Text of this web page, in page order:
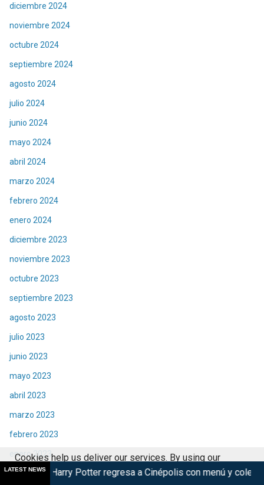
diciembre 2024
noviembre 2024
octubre 2024
septiembre 2024
agosto 2024
julio 2024
junio 2024
mayo 2024
abril 2024
marzo 2024
febrero 2024
enero 2024
diciembre 2023
noviembre 2023
octubre 2023
septiembre 2023
agosto 2023
julio 2023
junio 2023
mayo 2023
abril 2023
marzo 2023
febrero 2023
enero 2023
diciembre 2022
LATEST NEWSregresa a Cinépolis con menú y coleccionables
Cookies help us deliver our services. By using our
services, you agree to our use of cookies.
Got it